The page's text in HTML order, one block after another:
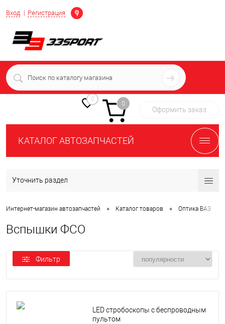
Вход Регистрация
Определение
+7 (939) 716-10-06
пн-пт 7:00-16:00 МСК
0
0
Оформить заказ
КАТАЛОГ АВТОЗАПЧАСТЕЙ
Уточнить раздел
Интернет-магазин автозапчастей • Каталог товаров • Оптика ВАЗ
Вспышки ФСО
Фильтр
LED стробоскопы с беспроводным
пультом